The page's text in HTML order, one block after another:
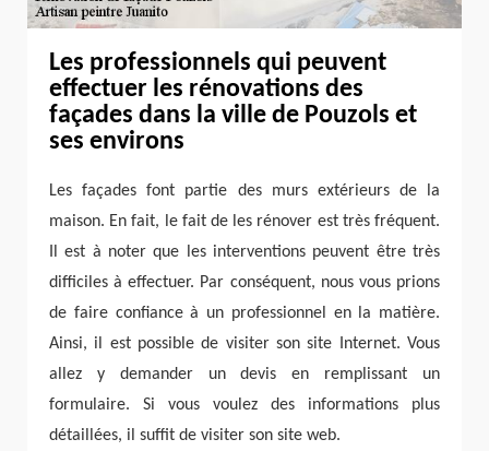
Les professionnels qui peuvent
effectuer les rénovations des
façades dans la ville de Pouzols et
ses environs
Les façades font partie des murs extérieurs de la
maison. En fait, le fait de les rénover est très fréquent.
Il est à noter que les interventions peuvent être très
difficiles à effectuer. Par conséquent, nous vous prions
de faire confiance à un professionnel en la matière.
Ainsi, il est possible de visiter son site Internet. Vous
allez y demander un devis en remplissant un
formulaire. Si vous voulez des informations plus
détaillées, il suffit de visiter son site web.